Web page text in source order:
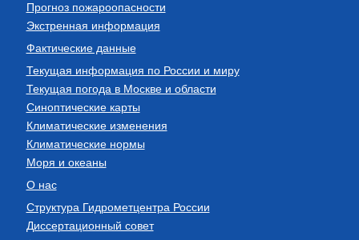
Прогноз пожароопасности
Экстренная информация
Фактические данные
Текущая информация по России и миру
Текущая погода в Москве и области
Синоптические карты
Климатические изменения
Климатические нормы
Моря и океаны
О нас
Структура Гидрометцентра России
Диссертационный совет